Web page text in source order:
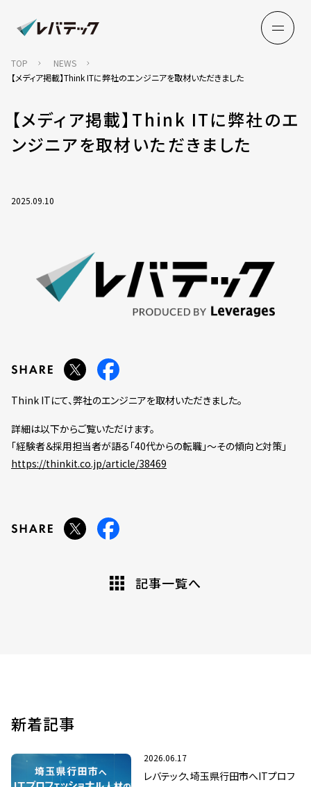
TOP
NEWS
【メディア掲載】Think ITに弊社のエンジニアを取材いただきました
【メディア掲載】Think ITに弊社のエ
ンジニアを取材いただきました
2025.09.10
Think ITにて、弊社のエンジニアを取材いただきました。
詳細は以下からご覧いただけます。
「経験者＆採用担当者が語る「40代からの転職」～その傾向と対策」
https://thinkit.co.jp/article/38469
記事一覧へ
新着記事
2026.06.17
レバテック、埼玉県行田市へITプロフ